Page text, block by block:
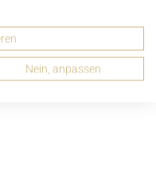
Textil Khaki Grün
Nein, anpassen